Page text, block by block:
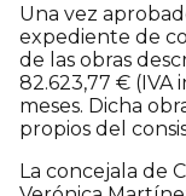
Una vez
expediente de
de las obras
82.623,77 € (IVA
meses. Dicha
propios del
La concejala de